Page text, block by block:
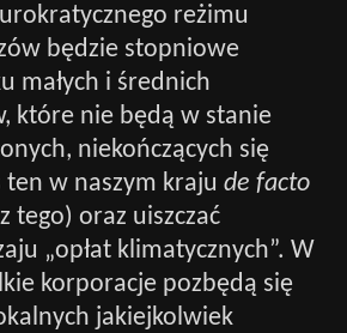
reżimu
będzie stopniowe
małych i średnich
które nie będą w stanie
niekończących się
ten w naszym kraju de facto
tego) oraz uiszczać
„opłat klimatycznych”. W
korporacje pozbędą się
jakiejkolwiek